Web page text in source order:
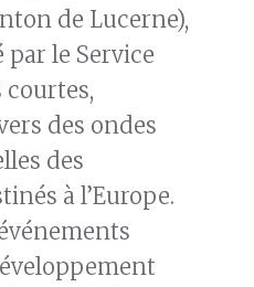
de Lucerne),
par le Service
courtes,
des ondes
des
à l’Europe.